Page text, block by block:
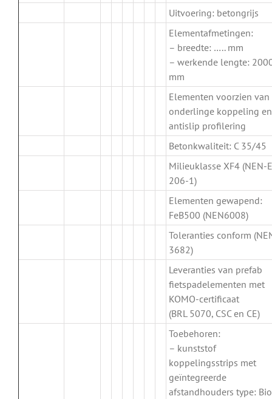
Uitvoering: betongrijs
Elementafmetingen:
– breedte: ….. mm
– werkende lengte:
mm
Elementen voorzien van
onderlinge koppeling en
antislip profilering
Betonkwaliteit: C 35/45
Milieuklasse XF4 (NEN-
206-1)
Elementen gewapend:
FeB500 (NEN6008)
Toleranties conform
3682)
Leveranties van prefab
fietspadelementen met
KOMO-certificaat
(BRL 5070, CSC en CE)
Toebehoren:
– kunststof
koppelingsstrips met
geïntegreerde
afstandhouders type: Bio